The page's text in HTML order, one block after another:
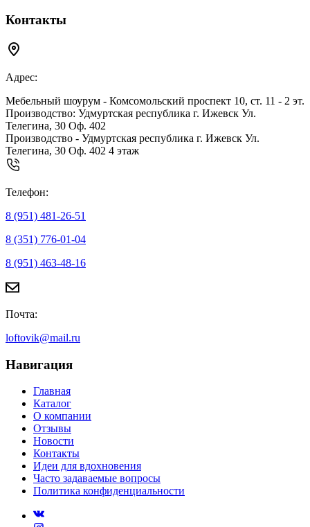
Контакты
Адрес:
Мебельный шоурум - Комсомольский проспект 10, ст. 11 - 2 эт.
Производство: Удмуртская республика г. Ижевск Ул.
Телегина, 30 Оф. 402
Производство - Удмуртская республика г. Ижевск Ул.
Телегина, 30 Оф. 402 4 этаж
Телефон:
8 (951) 481-26-51
8 (351) 776-01-04
8 (951) 463-48-16
Почта:
loftovik@mail.ru
Навигация
Главная
Каталог
О компании
Отзывы
Новости
Контакты
Идеи для вдохновения
Часто задаваемые вопросы
Политика конфиденциальности